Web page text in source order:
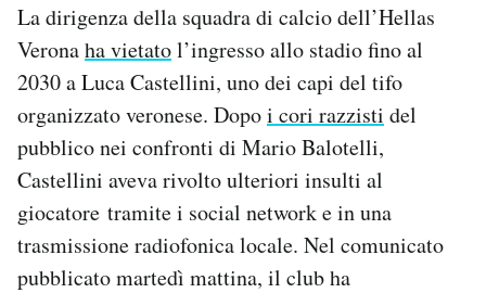
CALENDARIO
AREA PERSONALE
Area Personale
Newsletter
Notifiche mobile
Regala il Post
La dirigenza della squadra di calcio dell’Hellas
Veronaha vietatol’ingresso allo stadio fino al
2030 a Luca Castellini, uno dei capi del tifo
organizzato veronese. Dopoi cori razzisti del
pubblico nei confronti di Mario Balotelli,
Castellini aveva rivolto ulteriori insulti al
giocatore tramite i social network e in una
trasmissione radiofonica locale. Nel comunicato
pubblicato martedì mattina, il club ha